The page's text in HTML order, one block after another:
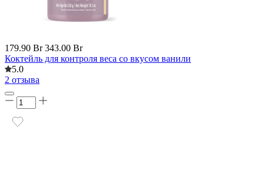
179.90 Br 343.00 Br
Коктейль для контроля веса со вкусом ванили
5.0
2 отзыва